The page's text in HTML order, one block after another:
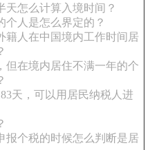
天怎么计算入境时间？
个人是怎么界定的？
籍人在中国境内工作时间居
但在境内居住不满一年的个
天，可以用居民纳税人进
报个税的时候怎么判断是居